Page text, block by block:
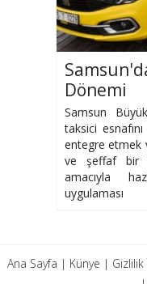
Dönemi
Samsun
taksici
entegre etmek
ve şeffaf bir
amacıyla
uygulaması
Ana Sayfa | Künye | Gizlilik